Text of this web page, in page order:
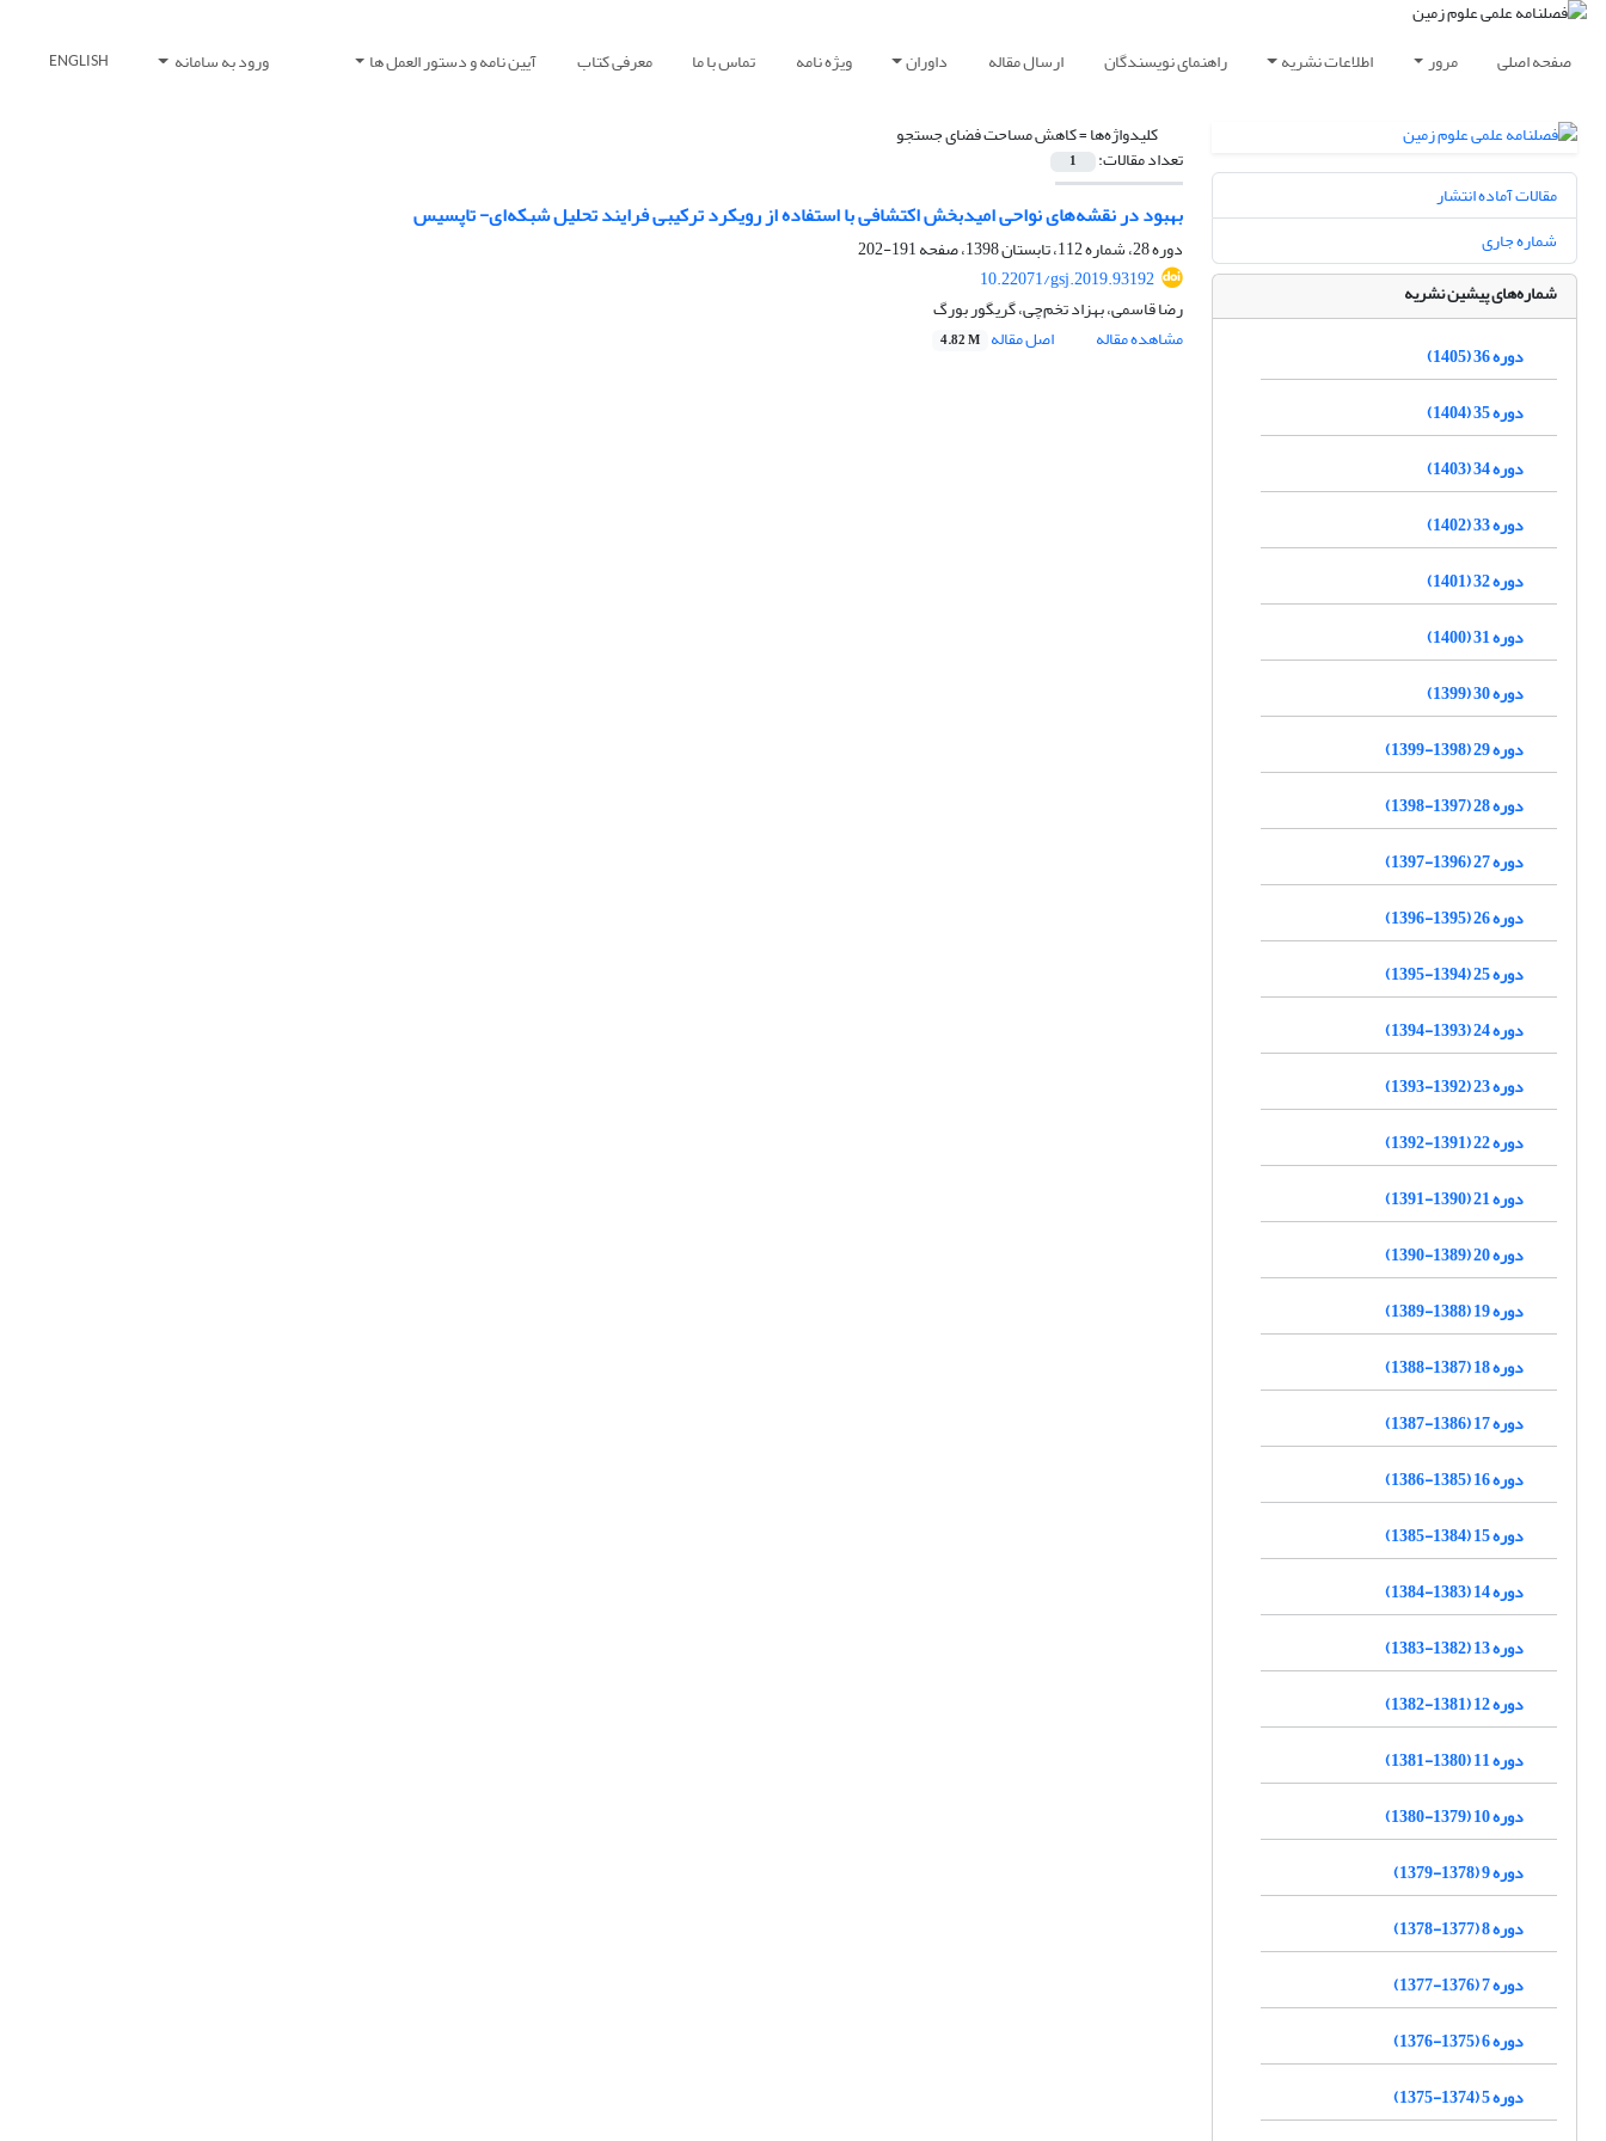
صفحه اصلی مرور اطلاعات نشریه راهنمای نویسندگان ارسال مقاله داوران ویژه نامه تماس با ما معرفی کتاب آیین نامه و دستور العمل ها ورود به سامانه ENGLISH
کلیدواژه‌ها =کاهش مساحت فضای جستجو
تعداد مقالات: 1
بهبود در نقشه‌های نواحی امیدبخش اکتشافی با استفاده از رویکرد ترکیبی فرایند تحلیل شبکه‌‌ای- تاپسیس
دوره 28، شماره 112، تابستان 1398، صفحه
191-202
10.22071/gsj.2019.93192
رضا قاسمی، بهزاد تخم‌چی، گریگور بورگ
مشاهده مقاله
اصل مقاله 4.82 M
مقالات آماده انتشار
شماره جاری
شماره‌های پیشین نشریه
دوره 36 (1405)
دوره 35 (1404)
دوره 34 (1403)
دوره 33 (1402)
دوره 32 (1401)
دوره 31 (1400)
دوره 30 (1399)
دوره 29 (1398-1399)
دوره 28 (1397-1398)
دوره 27 (1396-1397)
دوره 26 (1395-1396)
دوره 25 (1394-1395)
دوره 24 (1393-1394)
دوره 23 (1392-1393)
دوره 22 (1391-1392)
دوره 21 (1390-1391)
دوره 20 (1389-1390)
دوره 19 (1388-1389)
دوره 18 (1387-1388)
دوره 17 (1386-1387)
دوره 16 (1385-1386)
دوره 15 (1384-1385)
دوره 14 (1383-1384)
دوره 13 (1382-1383)
دوره 12 (1381-1382)
دوره 11 (1380-1381)
دوره 10 (1379-1380)
دوره 9 (1378-1379)
دوره 8 (1377-1378)
دوره 7 (1376-1377)
دوره 6 (1375-1376)
دوره 5 (1374-1375)